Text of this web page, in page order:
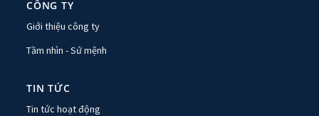
CÔNG TY
Giới thiệu công ty
Tầm nhìn - Sứ mệnh
TIN TỨC
Tin tức hoạt động